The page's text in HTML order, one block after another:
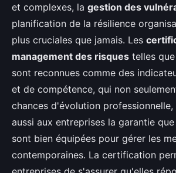
et complexes, la gestion des
planification de la résilience
plus cruciales que jamais. Les
management des risques telles
sont reconnues comme des
et de compétence, qui non
chances d'évolution
aussi aux entreprises la garantie
sont bien équipées pour gérer les
contemporaines. La certification